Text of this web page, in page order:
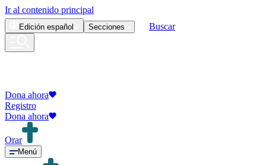
Ir al contenido principal
Edición español Secciones Buscar
Dona ahora
Registro
Dona ahora
Orar
Menú